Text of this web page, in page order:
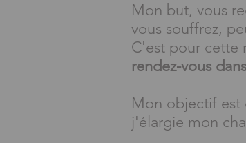
Mon but, vous
vous souffrez,
C'est pour cette
rendez-vous
Mon objectif est
j'élargie mon